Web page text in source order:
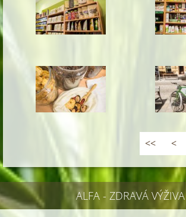
<< <
ALFA - ZDRAVÁ VÝŽIVA